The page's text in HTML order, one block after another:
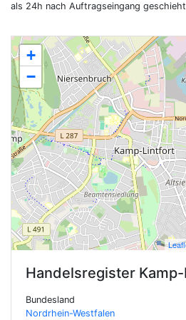
+
−
Handelsregister
Bundesland
Nordrhein-Westfalen
als 24h nach Auftragseingang